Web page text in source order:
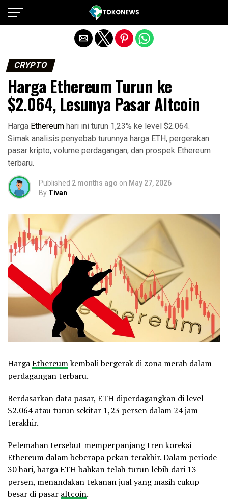
CRYPTO
Harga Ethereum Turun ke
$2.064, Lesunya Pasar Altcoin
Harga Ethereum hari ini turun 1,23% ke level $2.064.
Simak analisis penyebab turunnya harga ETH, pergerakan
pasar kripto, volume perdagangan, dan prospek Ethereum
terbaru.
Published 2 months ago on May 27, 2026
By Tivan
HargaEthereumkembali bergerak di zona merah dalam
perdagangan terbaru.
Berdasarkan data pasar, ETH diperdagangkan di level
$2.064 atau turun sekitar 1,23 persen dalam 24 jam
terakhir.
Pelemahan tersebut memperpanjang tren koreksi
Ethereum dalam beberapa pekan terakhir. Dalam periode
30 hari, harga ETH bahkan telah turun lebih dari 13
persen, menandakan tekanan jual yang masih cukup
besar di pasar altcoin.
Exit mobile version